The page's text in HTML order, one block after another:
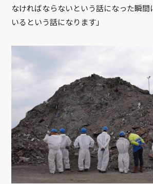
なければならないという話になった瞬間
いるという話になります」